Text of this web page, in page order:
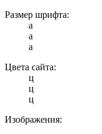
Размер шрифта:
a
a
a
Цвета сайта:
ц
ц
ц
Изображения: